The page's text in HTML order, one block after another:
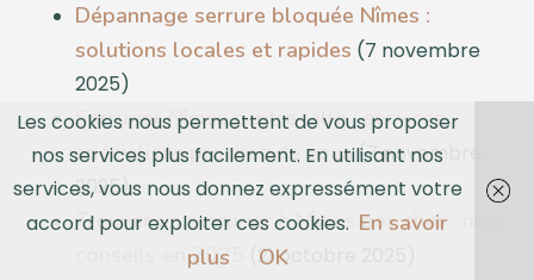
Dépannage serrure bloquée Nîmes :
solutions locales et rapides (7 novembre
2025)
Serrurier Nîmes centre-ville : services
spécialisés proches de vous(7 novembre
2025)
Trouver un serrurier à Nîmes pas cher : nos
conseils en 2025
(21 octobre 2025)
Les cookies nous permettent de vous proposer
nos services plus facilement. En utilisant nos
services, vous nous donnez expressément votre
accord pour exploiter ces cookies. En savoir
plus
OK